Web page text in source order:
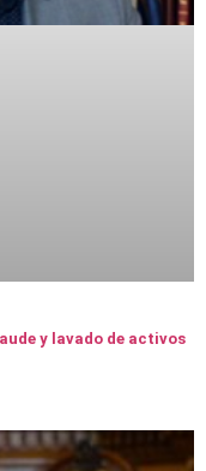
y lavado de activos